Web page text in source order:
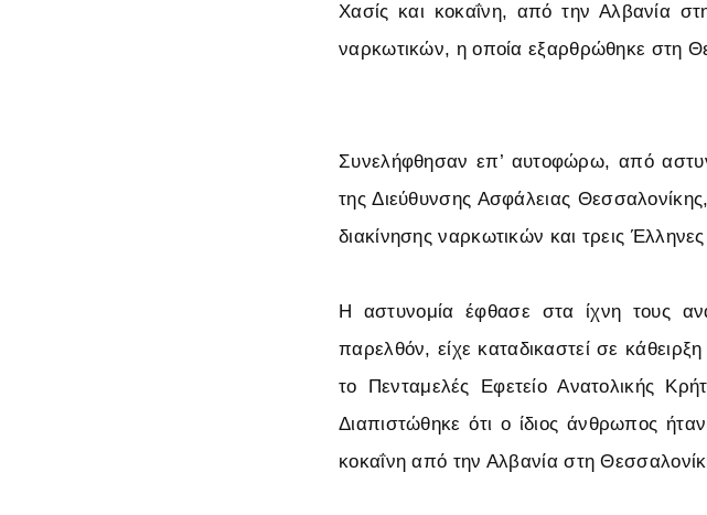
Χασίς και κοκαΐνη, από την Αλβανία
ναρκωτικών, η οποία εξαρθρώθηκε στη
Συνελήφθησαν επ’ αυτοφώρω, από
της Διεύθυνσης Ασφάλειας
διακίνησης ναρκωτικών και τρεις
Η αστυνομία έφθασε στα ίχνη τους
παρελθόν, είχε καταδικαστεί σε
το Πενταμελές Εφετείο Ανατολικής
Διαπιστώθηκε ότι ο ίδιος άνθρωπος
κοκαΐνη από την Αλβανία στη